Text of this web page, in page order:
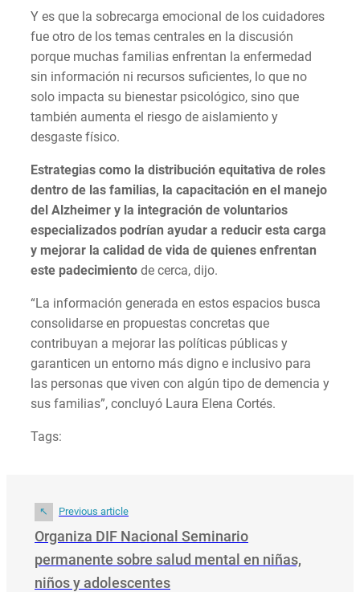
Y es que la sobrecarga emocional de los cuidadores
fue otro de los temas centrales en la discusión
porque muchas familias enfrentan la enfermedad
sin información ni recursos suficientes, lo que no
solo impacta su bienestar psicológico, sino que
también aumenta el riesgo de aislamiento y
desgaste físico.
Estrategias como la distribución equitativa de roles
dentro de las familias, la capacitación en el manejo
del Alzheimer y la integración de voluntarios
especializados podrían ayudar a reducir esta carga
y mejorar la calidad de vida de quienes enfrentan
este padecimiento de cerca, dijo.
“La información generada en estos espacios busca
consolidarse en propuestas concretas que
contribuyan a mejorar las políticas públicas y
garanticen un entorno más digno e inclusivo para
las personas que viven con algún tipo de demencia y
sus familias”, concluyó Laura Elena Cortés.
Tags:
Previous article
Organiza DIF Nacional Seminario
permanente sobre salud mental en niñas,
niños y adolescentes